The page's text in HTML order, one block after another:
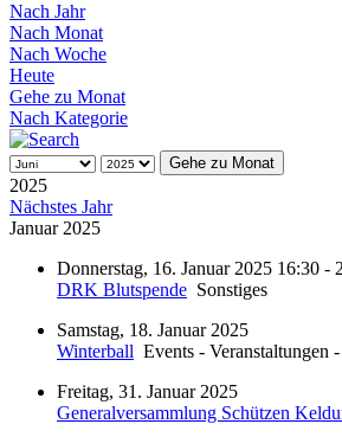
Nach Jahr
Nach Monat
Nach Woche
Heute
Gehe zu Monat
Nach Kategorie
Gehe zu Monat
2025
Nächstes Jahr
Januar 2025
Donnerstag, 16. Januar 2025 16:30 -
DRK Blutspende Sonstiges
Samstag, 18. Januar 2025
Winterball Events - Veranstaltungen
Freitag, 31. Januar 2025
Generalversammlung Schützen